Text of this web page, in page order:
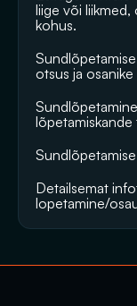
liige või liikmed,
kohus.
otsus ja
lõpetamiskande
Detailsemat
lopetamine/